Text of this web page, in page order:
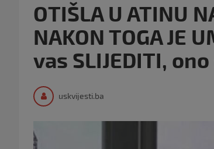
OTIŠLA U ATINU
NAKON TOGA JE
vas SLIJEDITI,
uskvijesti.ba